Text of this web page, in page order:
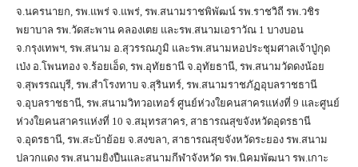
จ.นครนายก, รพ.แพร่ จ.แพร่, รพ.สนามราชพิพัฒน์ รพ.ราชวิถี รพ.วชิร
พยาบาล รพ.วัดสะพาน คลองเตย และรพ.สนามเอราวัณ 1 บางบอน
จ.กรุงเทพฯ, รพ.สนาม อ.สุวรรณภูมิ และรพ.สนามหอประชุมศาลเจ้าปู่กุด
เป่ง อ.โพนทอง จ.ร้อยเอ็ด, รพ.อุทัยธานี จ.อุทัยธานี, รพ.สนามวัดดงน้อย
จ.สุพรรณบุรี, รพ.สำโรงทาบ จ.สุรินทร์, รพ.สนามราชภัฏอุบลราชธานี
จ.อุบลราชธานี, รพ.สนามวิทวอเทอร์ ศูนย์ห่วงใยคนสาครแห่งที่ 9 และศูนย์
ห่วงใยคนสาครแห่งที่ 10 จ.สมุทรสาคร, สาธารณสุขจังหวัดอุดรธานี
จ.อุดรธานี, รพ.สะบ้าย้อย จ.สงขลา, สาธารณสุขจังหวัดระยอง รพ.สนาม
ปลวกแดง รพ.สนามยิงปืนและสนามกีฬาจังหวัด รพ.นิคมพัฒนา รพ.เกาะ